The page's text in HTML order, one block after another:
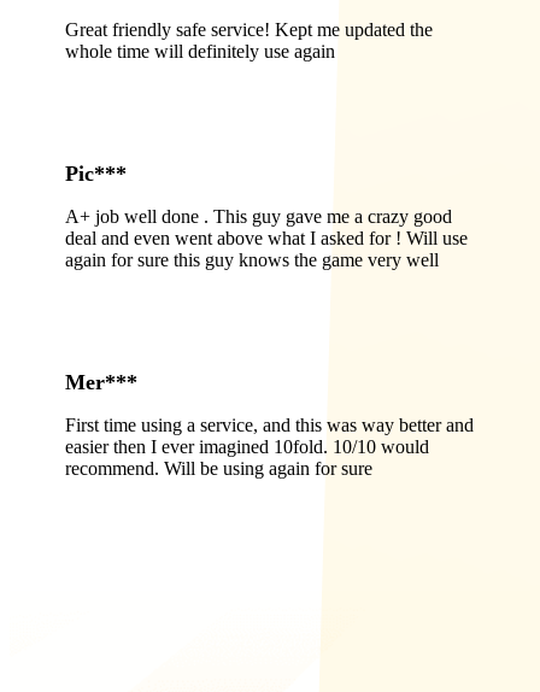
Great friendly safe service! Kept me updated the
whole time will definitely use again
Pic***
A+ job well done . This guy gave me a crazy good
deal and even went above what I asked for ! Will use
again for sure this guy knows the game very well
Mer***
First time using a service, and this was way better and
easier then I ever imagined 10fold. 10/10 would
recommend. Will be using again for sure